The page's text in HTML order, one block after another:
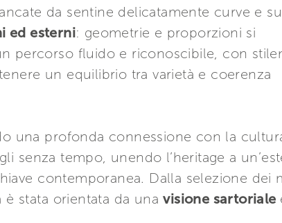
da sentine delicatamente curve e
ed esterni: geometrie e proporzioni si
percorso fluido e riconoscibile, con
un equilibrio tra varietà e coerenza
una profonda connessione con la
senza tempo, unendo l’heritage a
contemporanea. Dalla selezione dei
è stata orientata da unavisione sartoriale